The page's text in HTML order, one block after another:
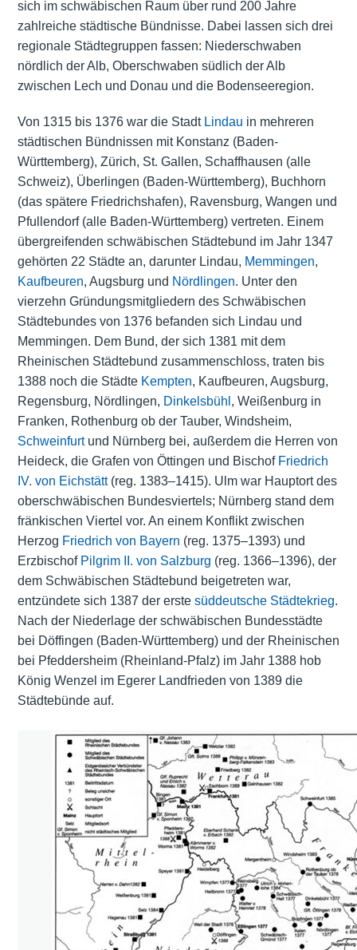
sich im schwäbischen Raum über rund 200 Jahre
zahlreiche städtische Bündnisse. Dabei lassen sich drei
regionale Städtegruppen fassen: Niederschwaben
nördlich der Alb, Oberschwaben südlich der Alb
zwischen Lech und Donau und die Bodenseeregion.
Von 1315 bis 1376 war die Stadt Lindau in mehreren
städtischen Bündnissen mit Konstanz (Baden-
Württemberg), Zürich, St. Gallen, Schaffhausen (alle
Schweiz), Überlingen (Baden-Württemberg), Buchhorn
(das spätere Friedrichshafen), Ravensburg, Wangen und
Pfullendorf (alle Baden-Württemberg) vertreten. Einem
übergreifenden schwäbischen Städtebund im Jahr 1347
gehörten 22 Städte an, darunter Lindau, Memmingen,
Kaufbeuren, Augsburg und Nördlingen. Unter den
vierzehn Gründungsmitgliedern des Schwäbischen
Städtebundes von 1376 befanden sich Lindau und
Memmingen. Dem Bund, der sich 1381 mit dem
Rheinischen Städtebund zusammenschloss, traten bis
1388 noch die Städte Kempten, Kaufbeuren, Augsburg,
Regensburg, Nördlingen, Dinkelsbühl , Weißenburg in
Franken, Rothenburg ob der Tauber, Windsheim,
Schweinfurtund Nürnberg bei, außerdem die Herren von
Heideck, die Grafen von Öttingen und Bischof Friedrich
IV. von Eichstätt(reg. 1383–1415). Ulm war Hauptort des
oberschwäbischen Bundesviertels; Nürnberg stand dem
fränkischen Viertel vor. An einem Konflikt zwischen
Herzog Friedrich von Bayern (reg. 1375–1393) und
Erzbischof Pilgrim II. von Salzburg (reg. 1366–1396), der
dem Schwäbischen Städtebund beigetreten war,
entzündete sich 1387 der erste süddeutsche Städtekrieg.
Nach der Niederlage der schwäbischen Bundesstädte
bei Döffingen (Baden-Württemberg) und der Rheinischen
bei Pfeddersheim (Rheinland-Pfalz) im Jahr 1388 hob
König Wenzel im Egerer Landfrieden von 1389 die
Städtebünde auf.